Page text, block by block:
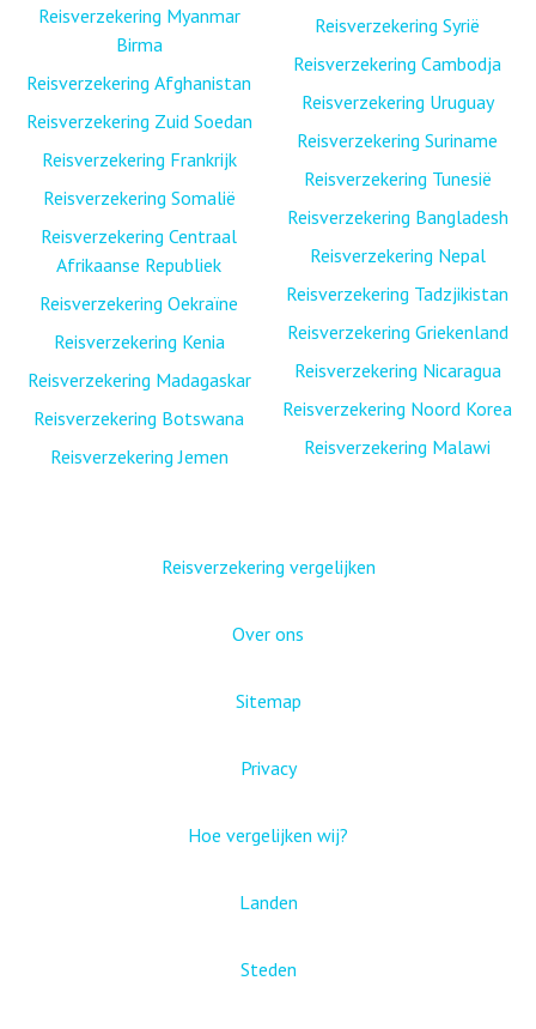
Reisverzekering Myanmar
Birma
Reisverzekering Afghanistan
Reisverzekering Zuid Soedan
Reisverzekering Frankrijk
Reisverzekering Somalië
Reisverzekering Centraal
Afrikaanse Republiek
Reisverzekering Oekraïne
Reisverzekering Kenia
Reisverzekering Madagaskar
Reisverzekering Botswana
Reisverzekering Jemen
Reisverzekering Syrië
Reisverzekering Cambodja
Reisverzekering Uruguay
Reisverzekering Suriname
Reisverzekering Tunesië
Reisverzekering Bangladesh
Reisverzekering Nepal
Reisverzekering Tadzjikistan
Reisverzekering Griekenland
Reisverzekering Nicaragua
Reisverzekering Noord Korea
Reisverzekering Malawi
Reisverzekering vergelijken
Over ons
Sitemap
Privacy
Hoe vergelijken wij?
Landen
Steden